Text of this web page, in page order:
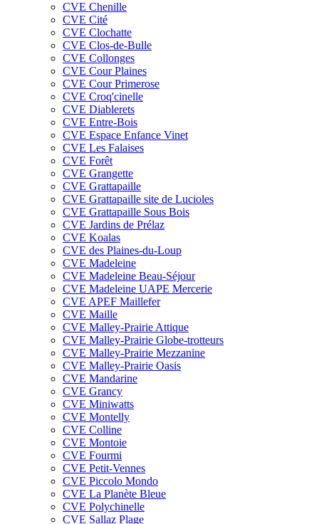
CVE Chenille
CVE Cité
CVE Clochatte
CVE Clos-de-Bulle
CVE Collonges
CVE Cour Plaines
CVE Cour Primerose
CVE Croq'cinelle
CVE Diablerets
CVE Entre-Bois
CVE Espace Enfance Vinet
CVE Les Falaises
CVE Forêt
CVE Grangette
CVE Grattapaille
CVE Grattapaille site de Lucioles
CVE Grattapaille Sous Bois
CVE Jardins de Prélaz
CVE Koalas
CVE des Plaines-du-Loup
CVE Madeleine
CVE Madeleine Beau-Séjour
CVE Madeleine UAPE Mercerie
CVE APEF Maillefer
CVE Maille
CVE Malley-Prairie Attique
CVE Malley-Prairie Globe-trotteurs
CVE Malley-Prairie Mezzanine
CVE Malley-Prairie Oasis
CVE Mandarine
CVE Grancy
CVE Miniwatts
CVE Montelly
CVE Colline
CVE Montoie
CVE Fourmi
CVE Petit-Vennes
CVE Piccolo Mondo
CVE La Planète Bleue
CVE Polychinelle
CVE Sallaz Plage